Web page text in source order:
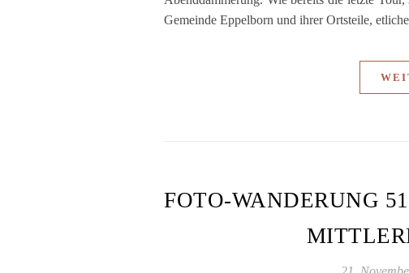
Gemeinde Eppelborn und ihrer Ortsteile,
FOTO-WANDERUNG